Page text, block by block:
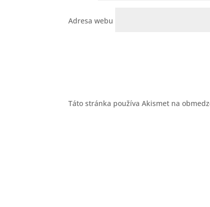
Adresa webu
Táto stránka používa Akismet na